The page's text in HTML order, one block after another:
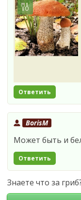
Ответить
BorisM
Может быть и
Ответить
Знаете что за